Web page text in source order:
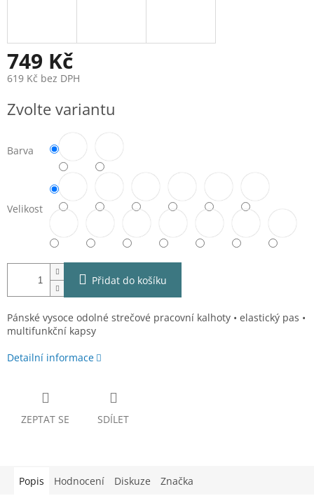
749 Kč
619 Kč bez DPH
cena:
Zvolte variantu
Barva
Velikost
Přidat do košíku
Pánské vysoce odolné strečové pracovní kalhoty • elastický pas •
multifunkční kapsy
Detailní informace
ZEPTAT SE SDÍLET
Popis Hodnocení Diskuze Značka